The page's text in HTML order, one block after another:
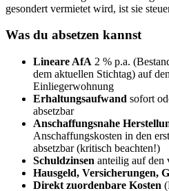
gesondert vermietet wird, ist sie
Was du absetzen kannst
Lineare AfA 2 % p.a.
dem aktuellen Stichtag) auf
Einliegerwohnung
Erhaltungsaufwand sofort
absetzbar
Anschaffungsnahe
Anschaffungskosten in den
absetzbar (kritisch beachten!)
Schuldzinsen anteilig auf den
Hausgeld, Versicherungen,
Direkt zuordenbare Kosten